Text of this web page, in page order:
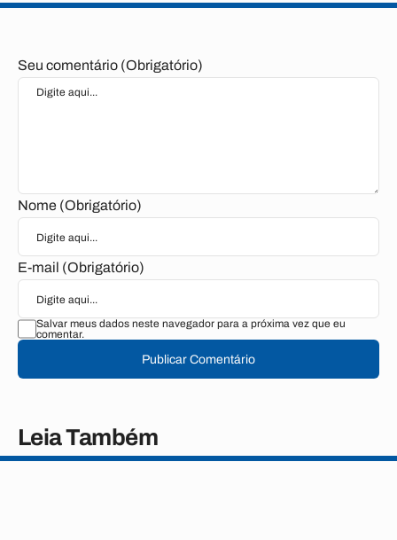
Seu comentário (Obrigatório)
Nome (Obrigatório)
E-mail (Obrigatório)
Salvar meus dados neste navegador para a próxima vez que eu
comentar.
Publicar Comentário
Leia Também